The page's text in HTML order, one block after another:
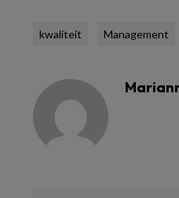
kwaliteit Management